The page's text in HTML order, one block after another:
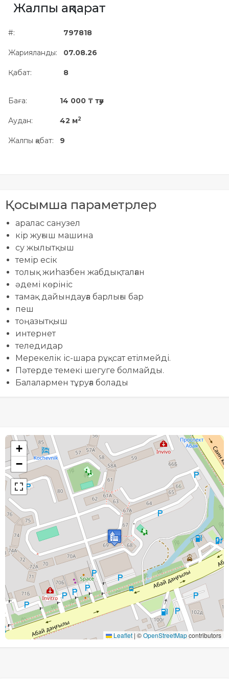
Жылжымайтын мүлік
жері дұрыс анықталмай ма?
Жалпы ақпарат
#:
Жарияланды:
Қабат:
797818
07.08.26
8
Баға:
Аудан:
Жалпы қабат:
14 000 ₸ тәу
42 м2
9
Қосымша параметрлер
аралас санузел
кір жуғыш машина
су жылытқыш
темір есік
толық жиhазбен жабдықталған
әдемі көрініс
тамақ дайындауға барлығы бар
пеш
тоңазытқыш
интернет
теледидар
Мерекелік іс-шара рұқсат етілмейді.
Пәтерде темекі шегуге болмайды.
Балалармен тұруға болады
+
−
Leaflet | ©OpenStreetMapcontributors